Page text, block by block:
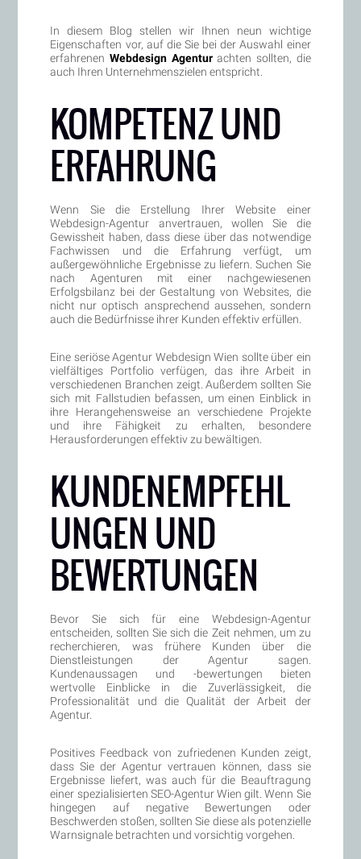
In diesem Blog stellen wir Ihnen neun wichtige
Eigenschaften vor, auf die Sie bei der Auswahl einer
erfahrenenWebdesign Agenturachten sollten, die
auch Ihren Unternehmenszielen entspricht.
KOMPETENZ UND
ERFAHRUNG
Wenn Sie die Erstellung Ihrer Website einer
Webdesign-Agentur anvertrauen, wollen Sie die
Gewissheit haben, dass diese über das notwendige
Fachwissen und die Erfahrung verfügt, um
außergewöhnliche Ergebnisse zu liefern. Suchen Sie
nach Agenturen mit einer nachgewiesenen
Erfolgsbilanz bei der Gestaltung von Websites, die
nicht nur optisch ansprechend aussehen, sondern
auch die Bedürfnisse ihrer Kunden effektiv erfüllen.
Eine seriöse Agentur Webdesign Wien sollte über ein
vielfältiges Portfolio verfügen, das ihre Arbeit in
verschiedenen Branchen zeigt. Außerdem sollten Sie
sich mit Fallstudien befassen, um einen Einblick in
ihre Herangehensweise an verschiedene Projekte
und ihre Fähigkeit zu erhalten, besondere
Herausforderungen effektiv zu bewältigen.
KUNDENEMPFEHL
UNGEN UND
BEWERTUNGEN
Bevor Sie sich für eine Webdesign-Agentur
entscheiden, sollten Sie sich die Zeit nehmen, um zu
recherchieren, was frühere Kunden über die
Dienstleistungen der Agentur sagen.
Kundenaussagen und -bewertungen bieten
wertvolle Einblicke in die Zuverlässigkeit, die
Professionalität und die Qualität der Arbeit der
Agentur.
Positives Feedback von zufriedenen Kunden zeigt,
dass Sie der Agentur vertrauen können, dass sie
Ergebnisse liefert, was auch für die Beauftragung
einer spezialisierten SEO-Agentur Wien gilt. Wenn Sie
hingegen auf negative Bewertungen oder
Beschwerden stoßen, sollten Sie diese als potenzielle
Warnsignale betrachten und vorsichtig vorgehen.